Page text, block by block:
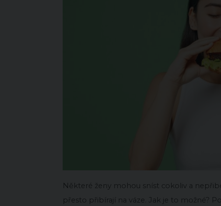
Některé ženy mohou sníst cokoliv a
přesto přibírají na váze. Jak je to možné?